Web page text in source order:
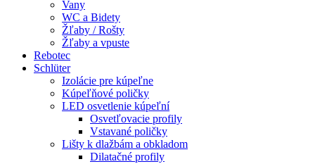
Vany
WC a Bidety
Žľaby / Rošty
Žľaby a vpuste
Rebotec
Schlüter
Izolácie pre kúpeľne
Kúpeľňové poličky
LED osvetlenie kúpeľní
Osvetľovacie profily
Vstavané poličky
Lišty k dlažbám a obkladom
Dilatačné profily